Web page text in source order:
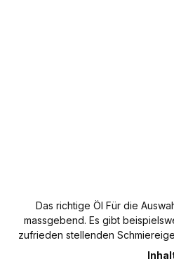
Das richtige Öl Für die Auswahl eines Messeröles sind verschiedene Eigenschaften
massgebend. Es gibt
zufrieden stellenden
Wirkung auf die Funktionen